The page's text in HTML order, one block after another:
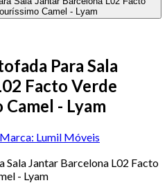
Para Sala
Facto Verde
- Lyam
Marca: Lumil Móveis
Sala Jantar Barcelona L02 Facto
- Lyam